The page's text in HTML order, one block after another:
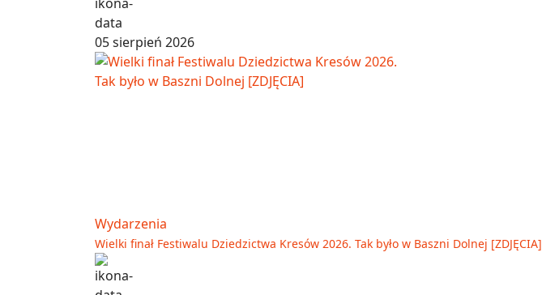
05 sierpień 2026
Wydarzenia
Wielki finał Festiwalu Dziedzictwa Kresów 2026. Tak było w Baszni Dolnej [ZDJĘCIA]